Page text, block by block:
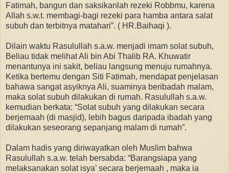
Fatimah, bangun dan saksikanlah rezeki Robbmu, karena
Allah s.w.t. membagi-bagi rezeki para hamba antara salat
subuh dan terbitnya matahari”. ( HR.Baihaqi ).
Dilain waktu Rasulullah s.a.w. menjadi imam solat subuh,
Beliau tidak melihat Ali bin Abi Thalib RA. Khuwatir
menantunya ini sakit, beliau langsung menuju rumahnya.
Ketika bertemu dengan Siti Fatimah, mendapat penjelasan
bahawa sangat asyiknya Ali, suaminya beribadah malam,
maka solat subuh dilakukan di rumah. Rasulullah s.a.w.
kemudian berkata: “Solat subuh yang dilakukan secara
berjemaah (di masjid), lebih bagus daripada ibadah yang
dilakukan seseorang sepanjang malam di rumah”.
Dalam hadis yang diriwayatkan oleh Muslim bahwa
Rasulullah s.a.w. telah bersabda: “Barangsiapa yang
melaksanakan solat isya’ secara berjemaah , maka ia